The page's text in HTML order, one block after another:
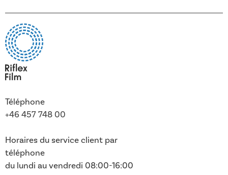
Téléphone
+46 457 748 00
Horaires du service client par
téléphone
du lundi au vendredi 08:00-16:00